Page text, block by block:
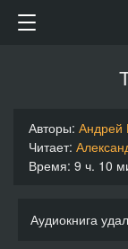
Авторы: Андрей
Читает:
Время: 9 ч. 10
Аудиокнига